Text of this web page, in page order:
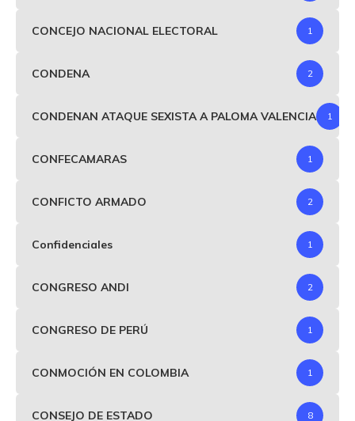
CONCEJO NACIONAL ELECTORAL 1
CONDENA 2
CONDENAN ATAQUE SEXISTA A PALOMA VALENCIA 1
CONFECAMARAS 1
CONFICTO ARMADO 2
Confidenciales 1
CONGRESO ANDI 2
CONGRESO DE PERÚ 1
CONMOCIÓN EN COLOMBIA 1
CONSEJO DE ESTADO 8